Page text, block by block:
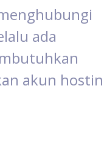
ada
akun